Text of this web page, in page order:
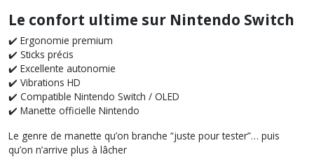
Le confort ultime sur Nintendo Switch
✔️ Ergonomie premium
✔️ Sticks précis
✔️ Excellente autonomie
✔️ Vibrations HD
✔️ Compatible Nintendo Switch / OLED
✔️ Manette officielle Nintendo
Le genre de manette qu’on branche “juste pour tester”… puis
qu’on n’arrive plus à lâcher